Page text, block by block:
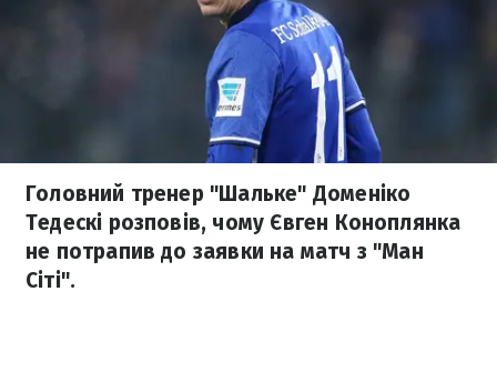
Головний тренер "Шальке" Доменіко
Тедескі розповів, чому Євген Коноплянка
не потрапив до заявки на матч з "Ман
Сіті".